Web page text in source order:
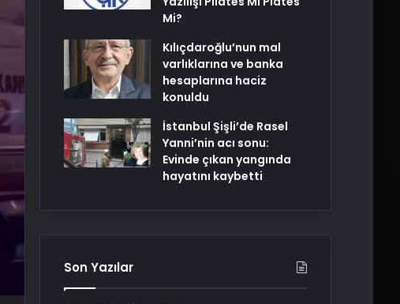
Mi?
Kılıçdaroğlu’nun mal
varlıklarına ve banka
hesaplarına haciz
konuldu
İstanbul Şişli’de Rasel
Yanni’nin acı sonu:
Evinde çıkan yangında
hayatını kaybetti
Son Yazılar